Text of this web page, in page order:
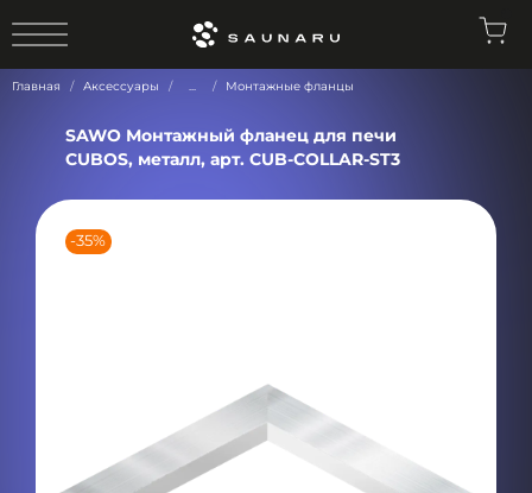
Главная Аксессуары ... Монтажные фланцы
-35%
SAWO Монтажный фланец для печи
CUBOS, металл, арт. CUB-COLLAR-ST3